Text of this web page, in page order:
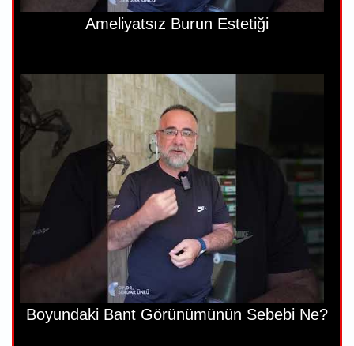
Ameliyatsız Burun Estetiği
Boyundaki Bant Görünümünün Sebebi Ne?